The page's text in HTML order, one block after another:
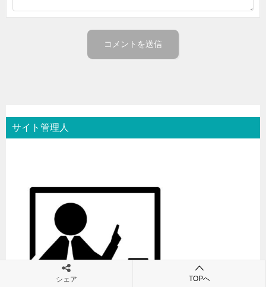
サイト管理人
シェア TOPへ